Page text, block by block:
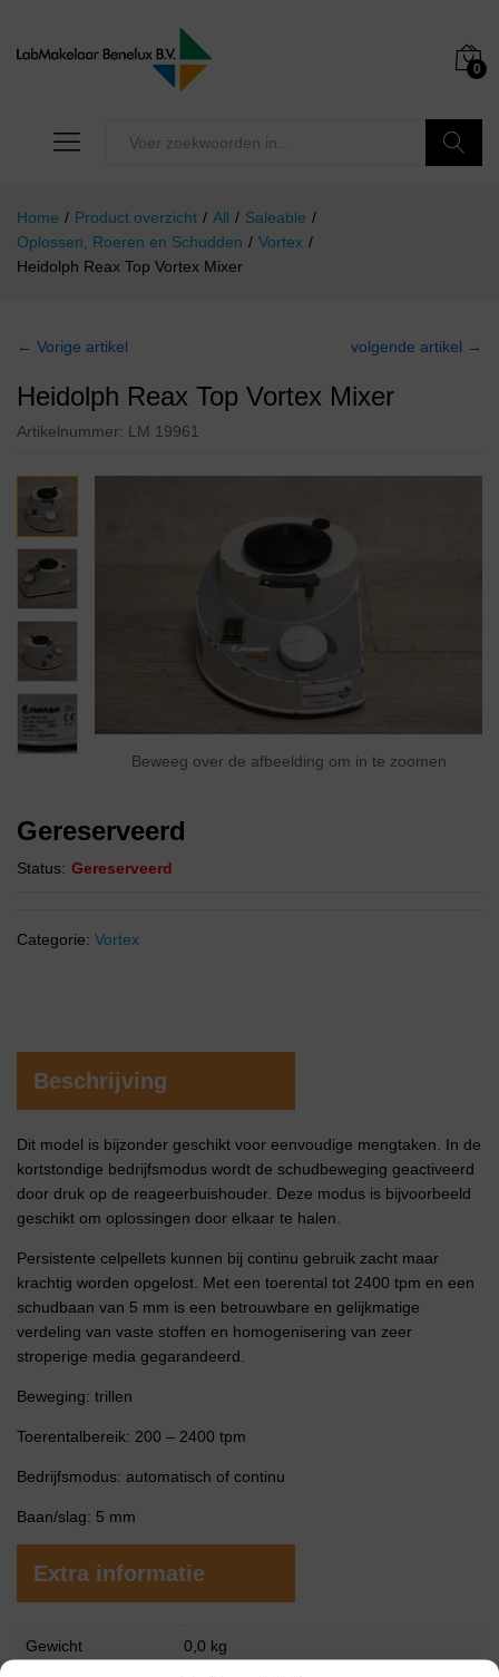
0
Home / Product overzicht / All / Saleable /
Oplossen, Roeren en Schudden / Vortex /
Heidolph Reax Top Vortex Mixer
← Vorige artikel volgende artikel →
Heidolph Reax Top Vortex Mixer
Artikelnummer: LM 19961
Beweeg over de afbeelding om in te zoomen
Gereserveerd
Status: Gereserveerd
Categorie: Vortex
Beschrijving
Dit model is bijzonder geschikt voor eenvoudige mengtaken. In de
kortstondige bedrijfsmodus wordt de schudbeweging geactiveerd
door druk op de reageerbuishouder. Deze modus is bijvoorbeeld
geschikt om oplossingen door elkaar te halen.
Persistente celpellets kunnen bij continu gebruik zacht maar
krachtig worden opgelost. Met een toerental tot 2400 tpm en een
schudbaan van 5 mm is een betrouwbare en gelijkmatige
verdeling van vaste stoffen en homogenisering van zeer
stroperige media gegarandeerd.
Beweging: trillen
Toerentalbereik: 200 – 2400 tpm
Bedrijfsmodus: automatisch of continu
Baan/slag: 5 mm
Extra informatie
Gewicht 0,0 kg